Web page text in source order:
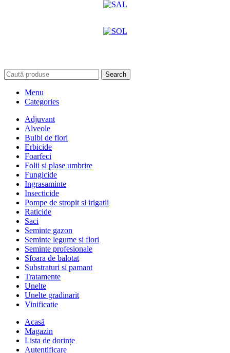
Search
Menu
Categories
Adjuvant
Alveole
Bulbi de flori
Erbicide
Foarfeci
Folii si plase umbrire
Fungicide
Ingrasaminte
Insecticide
Pompe de stropit si irigații
Raticide
Saci
Seminte gazon
Seminte legume si flori
Seminte profesionale
Sfoara de balotat
Substraturi si pamant
Tratamente
Unelte
Unelte gradinarit
Vinificatie
Acasă
Magazin
Lista de dorințe
Autentificare